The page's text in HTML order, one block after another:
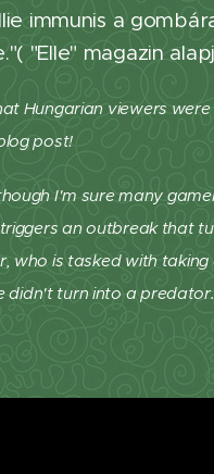
immunis a
"Elle" magazin
Hungarian viewers
post!
I'm sure many
an outbreak that
who is tasked with taking
didn't turn into a